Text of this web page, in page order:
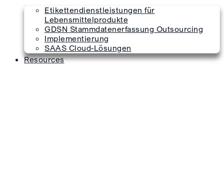
Etikettendienstleistungen für
Lebensmittelprodukte
GDSN Stammdatenerfassung Outsourcing
Implementierung
SAAS Cloud-Lösungen
Resources